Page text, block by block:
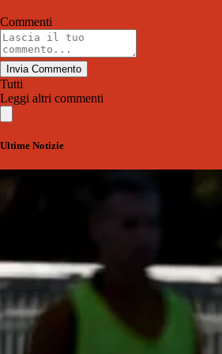
Commenti
Invia Commento
Tutti
Leggi altri commenti
Ultime Notizie